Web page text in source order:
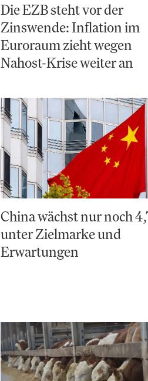
Die EZB steht vor der
Zinswende: Inflation im
Euroraum zieht wegen
Nahost-Krise weiter an
China wächst nur noch
unter Zielmarke und
Erwartungen